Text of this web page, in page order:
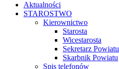
Aktualności
STAROSTWO
Kierownictwo
Starosta
Wicestarosta
Sekretarz Powiatu
Skarbnik Powiatu
Spis telefonów